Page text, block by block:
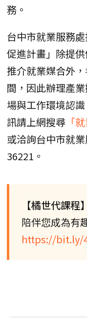
務。
台中市就業服務
促進計畫」除提
推介就業媒合外
間，因此辦理產
場與工作環境認
訊請上網搜尋 「
或洽詢台中市就
36221。
【橘世代課程】
陪伴您成為有
https://bit.ly/